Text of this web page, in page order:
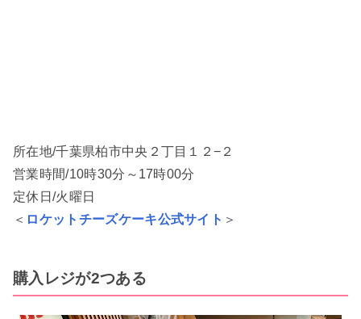
所在地/千葉県柏市中央２丁目１２−２
営業時間/10時30分～17時00分
定休日/火曜日
＜ ロケットチーズケーキ公式サイト ＞
購入レジが2つある